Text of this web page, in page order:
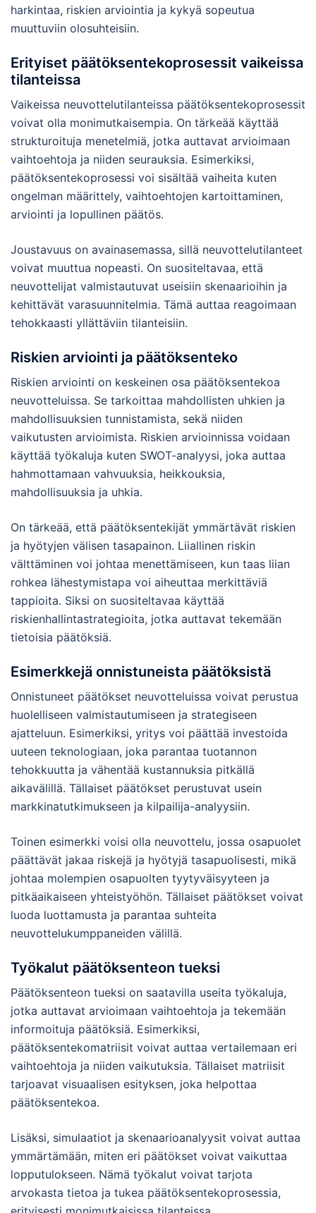
harkintaa, riskien arviointia ja kykyä sopeutua
muuttuviin olosuhteisiin.
Erityiset päätöksentekoprosessit vaikeissa
tilanteissa
Vaikeissa neuvottelutilanteissa päätöksentekoprosessit
voivat olla monimutkaisempia. On tärkeää käyttää
strukturoituja menetelmiä, jotka auttavat arvioimaan
vaihtoehtoja ja niiden seurauksia. Esimerkiksi,
päätöksentekoprosessi voi sisältää vaiheita kuten
ongelman määrittely, vaihtoehtojen kartoittaminen,
arviointi ja lopullinen päätös.
Joustavuus on avainasemassa, sillä neuvottelutilanteet
voivat muuttua nopeasti. On suositeltavaa, että
neuvottelijat valmistautuvat useisiin skenaarioihin ja
kehittävät varasuunnitelmia. Tämä auttaa reagoimaan
tehokkaasti yllättäviin tilanteisiin.
Riskien arviointi ja päätöksenteko
Riskien arviointi on keskeinen osa päätöksentekoa
neuvotteluissa. Se tarkoittaa mahdollisten uhkien ja
mahdollisuuksien tunnistamista, sekä niiden
vaikutusten arvioimista. Riskien arvioinnissa voidaan
käyttää työkaluja kuten SWOT-analyysi, joka auttaa
hahmottamaan vahvuuksia, heikkouksia,
mahdollisuuksia ja uhkia.
On tärkeää, että päätöksentekijät ymmärtävät riskien
ja hyötyjen välisen tasapainon. Liiallinen riskin
välttäminen voi johtaa menettämiseen, kun taas liian
rohkea lähestymistapa voi aiheuttaa merkittäviä
tappioita. Siksi on suositeltavaa käyttää
riskienhallintastrategioita, jotka auttavat tekemään
tietoisia päätöksiä.
Esimerkkejä onnistuneista päätöksistä
Onnistuneet päätökset neuvotteluissa voivat perustua
huolelliseen valmistautumiseen ja strategiseen
ajatteluun. Esimerkiksi, yritys voi päättää investoida
uuteen teknologiaan, joka parantaa tuotannon
tehokkuutta ja vähentää kustannuksia pitkällä
aikavälillä. Tällaiset päätökset perustuvat usein
markkinatutkimukseen ja kilpailija-analyysiin.
Toinen esimerkki voisi olla neuvottelu, jossa osapuolet
päättävät jakaa riskejä ja hyötyjä tasapuolisesti, mikä
johtaa molempien osapuolten tyytyväisyyteen ja
pitkäaikaiseen yhteistyöhön. Tällaiset päätökset voivat
luoda luottamusta ja parantaa suhteita
neuvottelukumppaneiden välillä.
Työkalut päätöksenteon tueksi
Päätöksenteon tueksi on saatavilla useita työkaluja,
jotka auttavat arvioimaan vaihtoehtoja ja tekemään
informoituja päätöksiä. Esimerkiksi,
päätöksentekomatriisit voivat auttaa vertailemaan eri
vaihtoehtoja ja niiden vaikutuksia. Tällaiset matriisit
tarjoavat visuaalisen esityksen, joka helpottaa
päätöksentekoa.
Lisäksi, simulaatiot ja skenaarioanalyysit voivat auttaa
ymmärtämään, miten eri päätökset voivat vaikuttaa
lopputulokseen. Nämä työkalut voivat tarjota
arvokasta tietoa ja tukea päätöksentekoprosessia,